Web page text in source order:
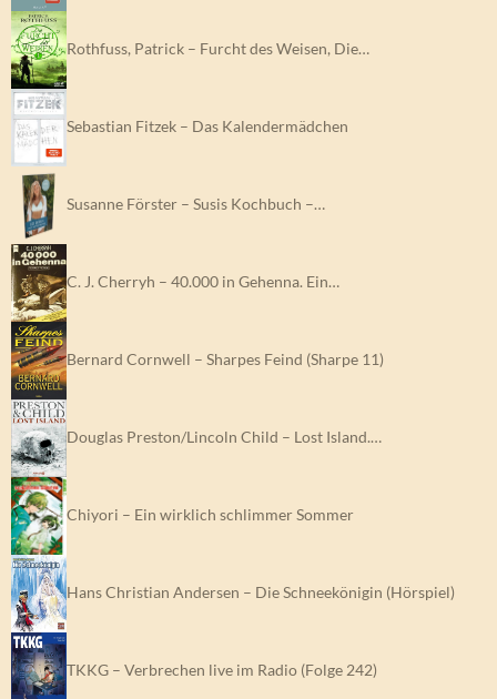
Rothfuss, Patrick – Furcht des Weisen, Die…
Sebastian Fitzek – Das Kalendermädchen
Susanne Förster – Susis Kochbuch –…
C. J. Cherryh – 40.000 in Gehenna. Ein…
Bernard Cornwell – Sharpes Feind (Sharpe 11)
Douglas Preston/Lincoln Child – Lost Island.…
Chiyori – Ein wirklich schlimmer Sommer
Hans Christian Andersen – Die Schneekönigin (Hörspiel)
TKKG – Verbrechen live im Radio (Folge 242)